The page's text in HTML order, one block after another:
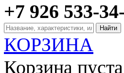
+7 926 533-
КОРЗИНА
Корзина пуста